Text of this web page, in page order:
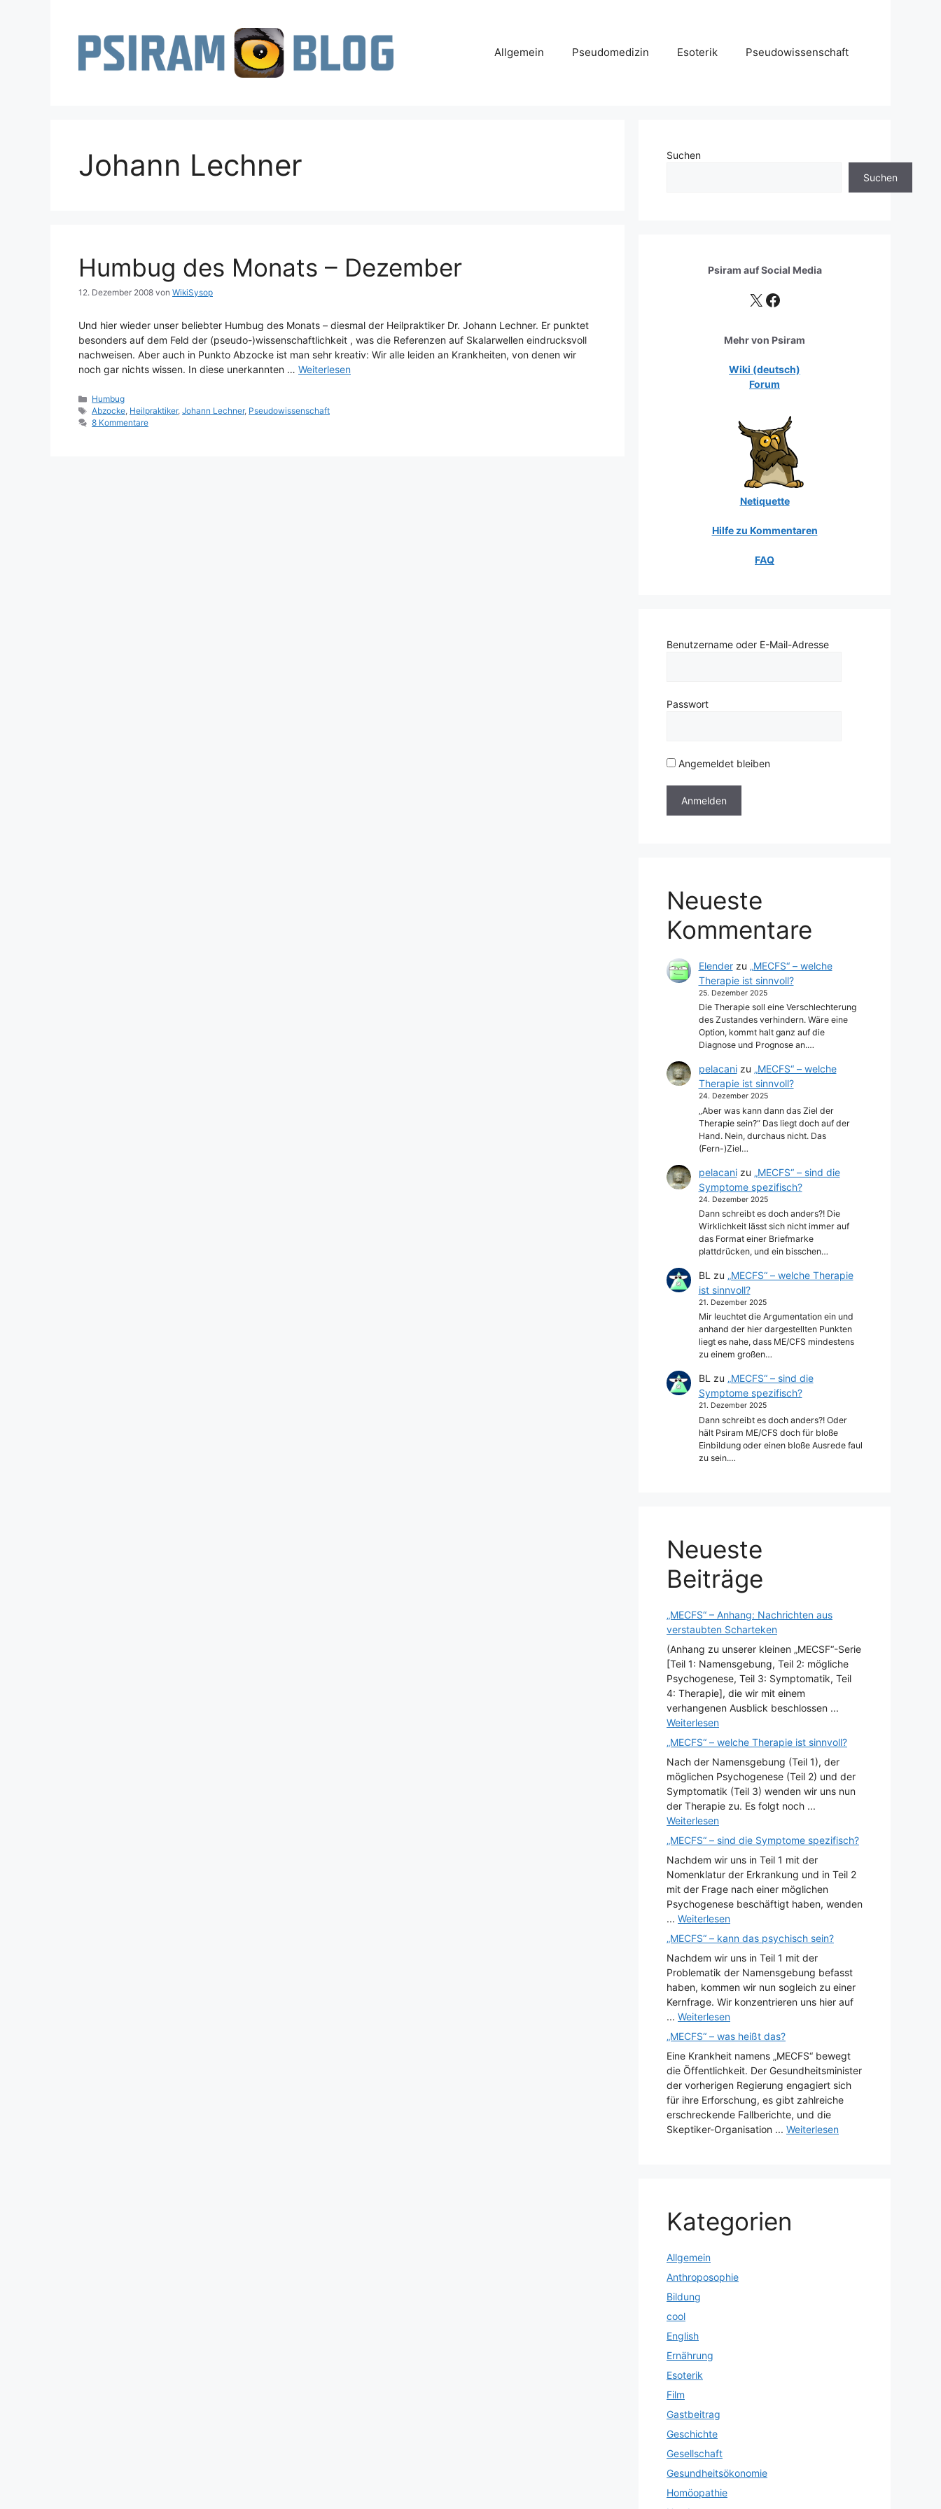
Allgemein Pseudomedizin Esoterik Pseudowissenschaft
Johann Lechner
Humbug des Monats – Dezember
12. Dezember 2008 von WikiSysop
Und hier wieder unser beliebter Humbug des Monats – diesmal der Heilpraktiker Dr. Johann Lechner. Er punktet
besonders auf dem Feld der (pseudo-)wissenschaftlichkeit , was die Referenzen auf Skalarwellen eindrucksvoll
nachweisen. Aber auch in Punkto Abzocke ist man sehr kreativ: Wir alle leiden an Krankheiten, von denen wir
noch gar nichts wissen. In diese unerkannten … Weiterlesen
Kategorien
Humbug
Schlagwörter
Abzocke, Heilpraktiker,Johann Lechner, Pseudowissenschaft
8 Kommentare
Suchen
Suchen
Psiram aufSocial Media
X Facebook
Mehr von Psiram
Wiki (deutsch)
Forum
Netiquette
Hilfe zu Kommentaren
FAQ
Benutzername oder E-Mail-Adresse
Passwort
Angemeldet bleiben
Neueste
Kommentare
Elenderzu „MECFS“ – welche
Therapie ist sinnvoll?
25. Dezember 2025
Die Therapie soll eine Verschlechterung
des Zustandes verhindern. Wäre eine
Option, kommt halt ganz auf die
Diagnose und Prognose an.…
pelacanizu „MECFS“ – welche
Therapie ist sinnvoll?
24. Dezember 2025
„Aber was kann dann das Ziel der
Therapie sein?“ Das liegt doch auf der
Hand. Nein, durchaus nicht. Das
(Fern-)Ziel…
pelacanizu „MECFS“ – sind die
Symptome spezifisch?
24. Dezember 2025
Dann schreibt es doch anders?! Die
Wirklichkeit lässt sich nicht immer auf
das Format einer Briefmarke
plattdrücken, und ein bisschen…
BL zu „MECFS“ – welche Therapie
ist sinnvoll?
21. Dezember 2025
Mir leuchtet die Argumentation ein und
anhand der hier dargestellten Punkten
liegt es nahe, dass ME/CFS mindestens
zu einem großen…
BL zu „MECFS“ – sind die
Symptome spezifisch?
21. Dezember 2025
Dann schreibt es doch anders?! Oder
hält Psiram ME/CFS doch für bloße
Einbildung oder einen bloße Ausrede faul
zu sein.…
Neueste
Beiträge
„MECFS“ – Anhang: Nachrichten aus
verstaubten Scharteken
(Anhang zu unserer kleinen „MECSF“-Serie
[Teil 1: Namensgebung, Teil 2: mögliche
Psychogenese, Teil 3: Symptomatik, Teil
4: Therapie], die wir mit einem
verhangenen Ausblick beschlossen ...
Weiterlesen
„MECFS“ – welche Therapie ist sinnvoll?
Nach der Namensgebung (Teil 1), der
möglichen Psychogenese (Teil 2) und der
Symptomatik (Teil 3) wenden wir uns nun
der Therapie zu. Es folgt noch ...
Weiterlesen
„MECFS“ – sind die Symptome spezifisch?
Nachdem wir uns in Teil 1 mit der
Nomenklatur der Erkrankung und in Teil 2
mit der Frage nach einer möglichen
Psychogenese beschäftigt haben, wenden
... Weiterlesen
„MECFS“ – kann das psychisch sein?
Nachdem wir uns in Teil 1 mit der
Problematik der Namensgebung befasst
haben, kommen wir nun sogleich zu einer
Kernfrage. Wir konzentrieren uns hier auf
... Weiterlesen
„MECFS“ – was heißt das?
Eine Krankheit namens „MECFS“ bewegt
die Öffentlichkeit. Der Gesundheitsminister
der vorherigen Regierung engagiert sich
für ihre Erforschung, es gibt zahlreiche
erschreckende Fallberichte, und die
Skeptiker-Organisation ... Weiterlesen
Kategorien
Allgemein
Anthroposophie
Bildung
cool
English
Ernährung
Esoterik
Film
Gastbeitrag
Geschichte
Gesellschaft
Gesundheitsökonomie
Homöopathie